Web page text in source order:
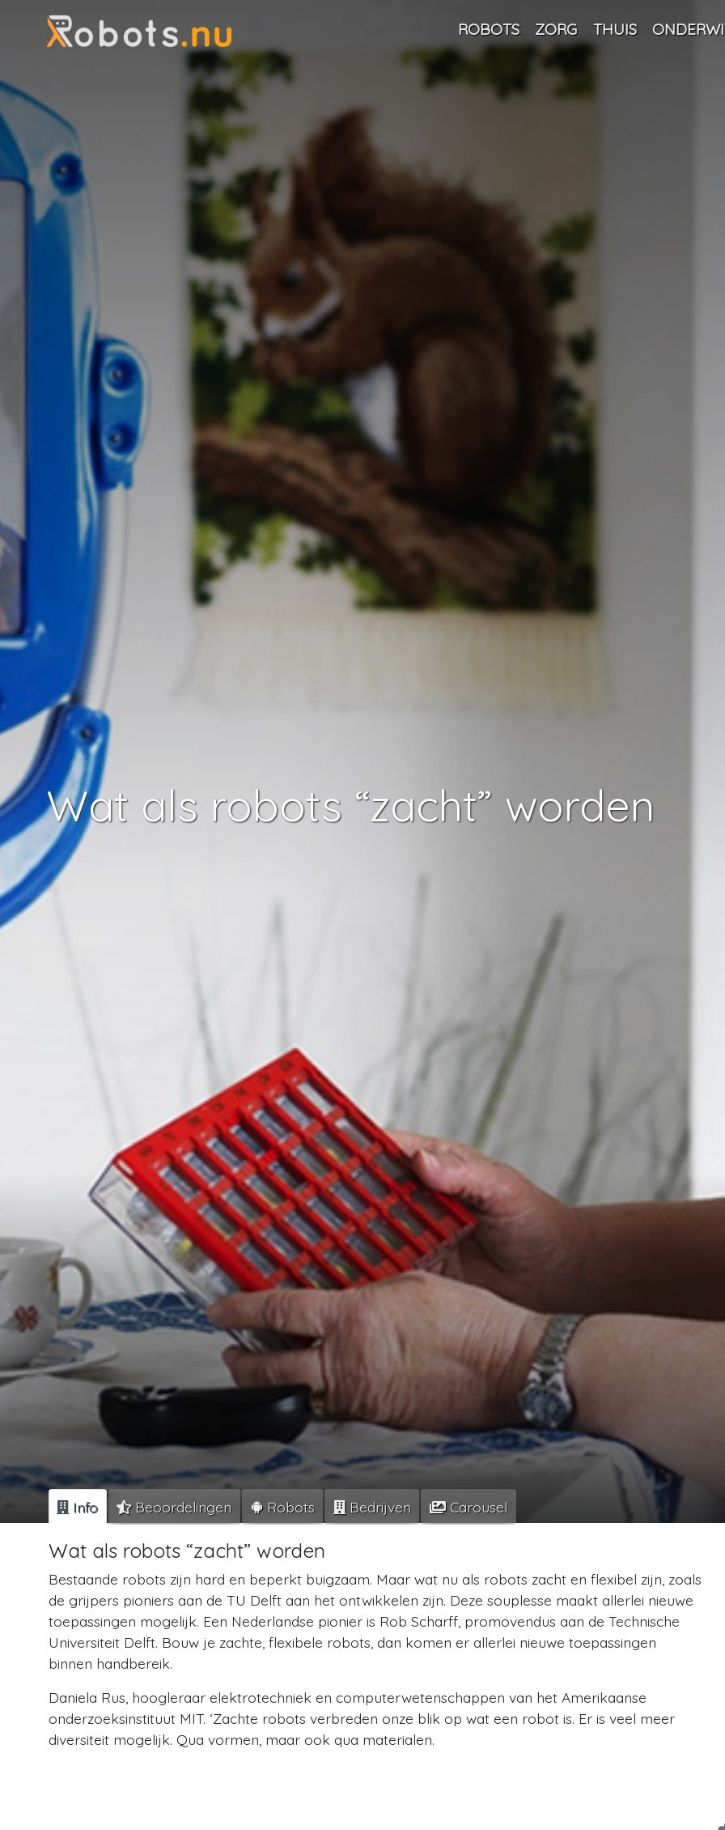
ROBOTS ZORG THUIS
Wat als robots “zacht” worden
Info Beoordelingen Robots Bedrijven Carousel
Wat als robots “zacht” worden
Bestaande robots zijn hard en beperkt buigzaam. Maar wat nu als robots zacht en flexibel zijn, zoals
de grijpers pioniers aan de TU Delft aan het ontwikkelen zijn. Deze souplesse maakt allerlei nieuwe
toepassingen mogelijk. Een Nederlandse pionier is Rob Scharff, promovendus aan de Technische
Universiteit Delft. Bouw je zachte, flexibele robots, dan komen er allerlei nieuwe toepassingen
binnen handbereik.
Daniela Rus, hoogleraar elektrotechniek en computerwetenschappen van het Amerikaanse
onderzoeksinstituut MIT. ‘Zachte robots verbreden onze blik op wat een robot is. Er is veel meer
diversiteit mogelijk. Qua vormen, maar ook qua materialen.